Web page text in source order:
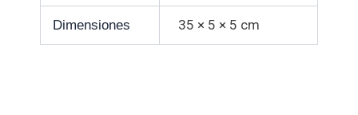
Dimensiones 35 × 5 × 5 cm